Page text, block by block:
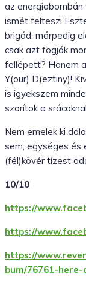
az
ismét felteszi
brigád, márpedig
csak azt fogják
fellépett? Hanem
Y(our) D(eztiny)!
is igyekszem
szorítok a
Nem emelek ki
sem, egységes és
(fél)kövér tízest
10/10
https://
https://
https://
bum/76761-